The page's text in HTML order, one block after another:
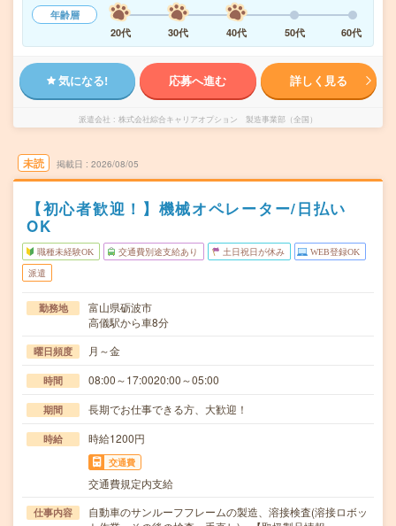
年齢層
20代
30代 40代 50代 60代
気になる! 応募へ進む 詳しく見る
派遣会社 株式会社綜合キャリアオプション 製造事業部（全国）
未読 掲載日 2026/08/05
【初心者歓迎！】機械オペレーター/日払い
OK
職種未経験OK 交通費別途支給あり 土日祝日が休み WEB登録OK
派遣
勤務地
富山県砺波市
高儀駅から車8分
曜日頻度 月～金
時間 08:00～17:0020:00～05:00
期間 長期でお仕事できる方、大歓迎！
時給 時給1200円
交通費
交通費規定内支給
仕事内容
自動車のサンルーフフレームの製造、溶接検査(溶接ロボッ